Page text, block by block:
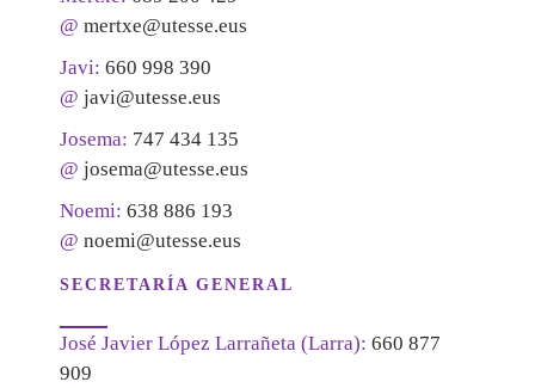
@ mertxe@utesse.eus
Javi: 660 998 390
@ javi@utesse.eus
Josema: 747 434 135
@ josema@utesse.eus
Noemi: 638 886 193
@ noemi@utesse.eus
SECRETARÍA GENERAL
José Javier López Larrañeta (Larra): 660 877
909